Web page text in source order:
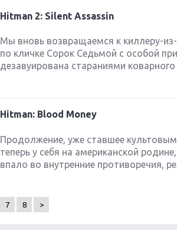
Hitman 2: Silent Assassin
Мы вновь возвращаемся к киллеру-
по кличке Сорок Седьмой с особой
дезавуирована стараниями
Hitman: Blood Money
Продолжение, уже ставшее
теперь у себя на американской
впало во внутренние противоречия,
7 8 >